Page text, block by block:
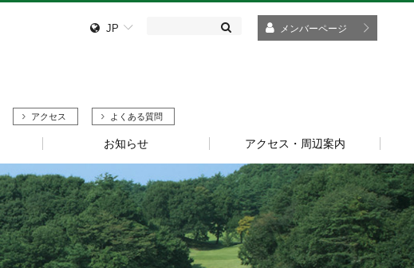
JP メンバーページ
アクセス よくある質問
お知らせ アクセス・周辺案内